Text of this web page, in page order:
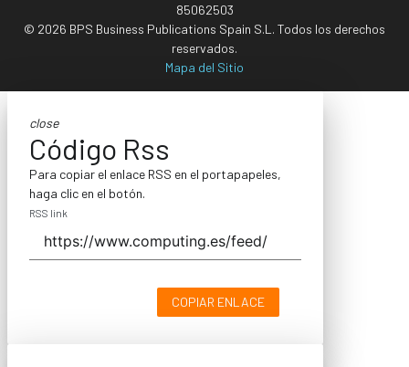
85062503
© 2026 BPS Business Publications Spain S.L. Todos los derechos
reservados.
Mapa del Sitio
close
Código Rss
Para copiar el enlace RSS en el portapapeles,
haga clic en el botón.
RSS link
COPIAR ENLACE